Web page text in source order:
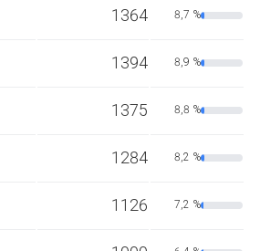
1364 8,7 %
1394 8,9 %
1375 8,8 %
1284 8,2 %
1126 7,2 %